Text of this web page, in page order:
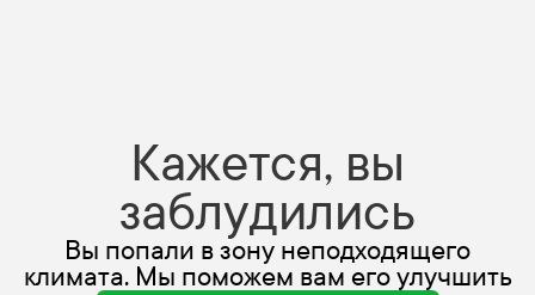
Кажется, вы
заблудились
Вы попали в зону неподходящего
климата. Мы поможем вам его улучшить